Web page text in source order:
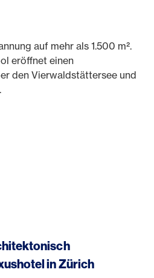
auf mehr als 1.500 m².
eröffnet einen
den Vierwaldstättersee und
in Zürich